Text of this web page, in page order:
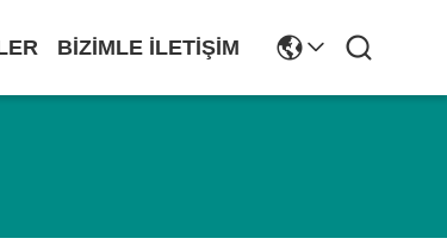
BIZIMLE İLETIŞIM